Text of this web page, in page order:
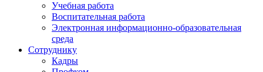
Учебная работа
Воспитательная работа
Электронная информационно-образовательная
среда
Сотруднику
Кадры